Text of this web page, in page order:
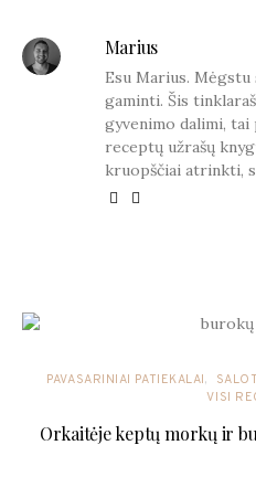
Marius
Esu Marius.
gaminti. Šis
gyvenimo dalimi, tai
receptų užrašų
kruopščiai atrinkti,
PAVASARINIAI PATIEKALAI
VISI
Orkaitėje keptų morkų ir